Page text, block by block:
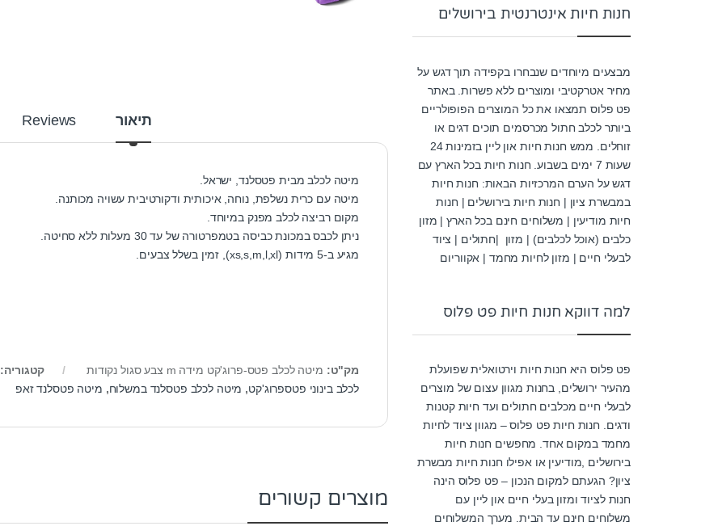
תיאור Reviews
מיטה לכלב מבית פטסלנד, ישראל.
מיטה עם כרית נשלפת, נוחה, איכותית ודקורטיבית עשויה מכותנה.
מקום רביצה לכלב מפנק במיוחד.
ניתן לכבס במכונת כביסה בטמפרטורה של עד 30 מעלות ללא סחיטה.
מגיע ב-5 מידות (xs,s,m,l,xl), זמין בשלל צבעים.
מק"ט: מיטה לכלב פטס-פרוג'קט מידה m צבע סגול נקודות קטגוריה:
לכלב בינוני פטספרוג'קט, מיטה לכלב פטסלנד במשלוח, מיטה פטסלנד זאפ
מוצרים קשורים
חנות חיות אינטרנטית בירושלים
מבצעים מיוחדים שנבחרו בקפידה תוך דגש על
מחיר אטרקטיבי ומוצרים ללא פשרות. באתר
פט פלוס תמצאו את כל המוצרים הפופולריים
ביותר לכלב חתול מכרסמים תוכים דגים או
זוחלים. ממש חנות חיות און ליין בזמינות 24
שעות 7 ימים בשבוע. חנות חיות בכל הארץ עם
דגש על הערם המרכזיות הבאות: חנות חיות
במבשרת ציון | חנות חיות בירושלים | חנות
חיות מודיעין | משלוחים חינם בכל הארץ | מזון
כלבים (אוכל לכלבים) | מזון |חתולים | ציוד
לבעלי חיים | מזון לחיות מחמד | אקווריום
למה דווקא חנות חיות פט פלוס
פט פלוס היא חנות חיות וירטואלית שפועלת
מהעיר ירושלים, בחנות מגוון עצום של מוצרים
לבעלי חיים מכלבים חתולים ועד חיות קטנות
ודגים. חנות חיות פט פלוס – מגוון ציוד לחיות
מחמד במקום אחד. מחפשים חנות חיות
בירושלים ,מודיעין או אפילו חנות חיות מבשרת
ציון? הגעתם למקום הנכון – פט פלוס הינה
חנות לציוד ומזון בעלי חיים און ליין עם
משלוחים חינם עד הבית. מערך המשלוחים